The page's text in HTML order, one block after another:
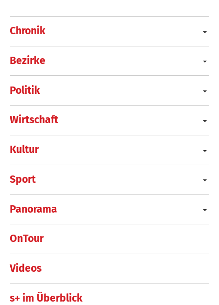
Chronik
Bezirke
Politik
Wirtschaft
Kultur
Sport
Panorama
OnTour
Videos
s+ im Überblick